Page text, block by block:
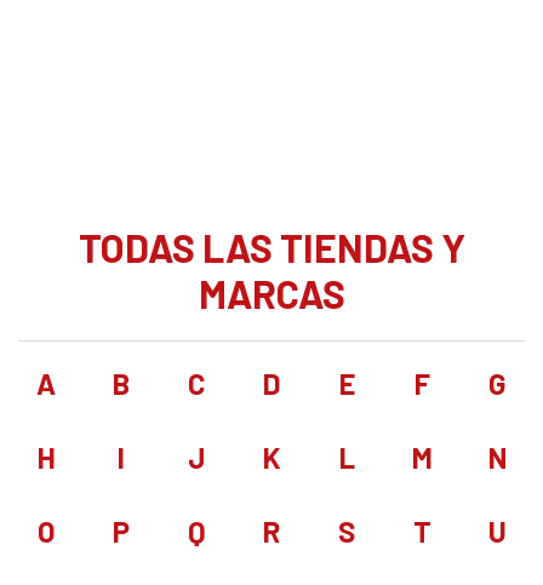
TODAS LAS TIENDAS Y
MARCAS
A B C D E F G
H I J K L M N
O P Q R S T U